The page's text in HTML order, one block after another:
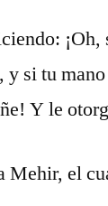
¡Oh,
si tu
Y le
Mehir, el